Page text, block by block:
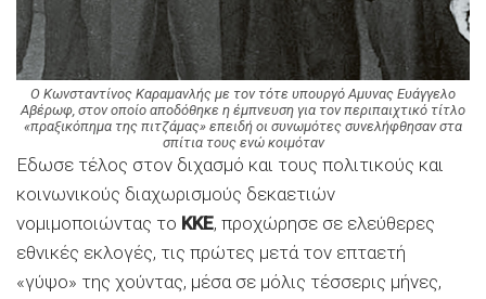
Ο Κωνσταντίνος Καραμανλής με τον τότε υπουργό Αμυνας Ευάγγελο
Αβέρωφ, στον οποίο αποδόθηκε η έμπνευση για τον περιπαιχτικό τίτλο
«πραξικόπημα της πιτζάμας» επειδή οι συνωμότες συνελήφθησαν στα
σπίτια τους ενώ κοιμόταν
Εδωσε τέλος στον διχασμό και τους πολιτικούς και
κοινωνικούς διαχωρισμούς δεκαετιών
νομιμοποιώντας το ΚΚΕ, προχώρησε σε ελεύθερες
εθνικές εκλογές, τις πρώτες μετά τον επταετή
«γύψο» της χούντας, μέσα σε μόλις τέσσερις μήνες,